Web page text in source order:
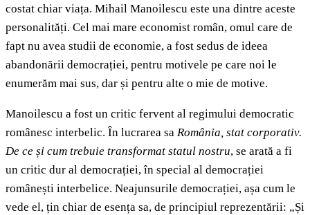
costat chiar viața. Mihail Manoilescu este una dintre aceste
personalități. Cel mai mare economist român, omul care de
fapt nu avea studii de economie, a fost sedus de ideea
abandonării democrației, pentru motivele pe care noi le
enumerăm mai sus, dar și pentru alte o mie de motive.
Manoilescu a fost un critic fervent al regimului democratic
românesc interbelic. În lucrarea sa România, stat corporativ.
De ce și cum trebuie transformat statul nostru, se arată a fi
un critic dur al democrației, în special al democrației
românești interbelice. Neajunsurile democrației, așa cum le
vede el, țin chiar de esența sa, de principiul reprezentării: „Și